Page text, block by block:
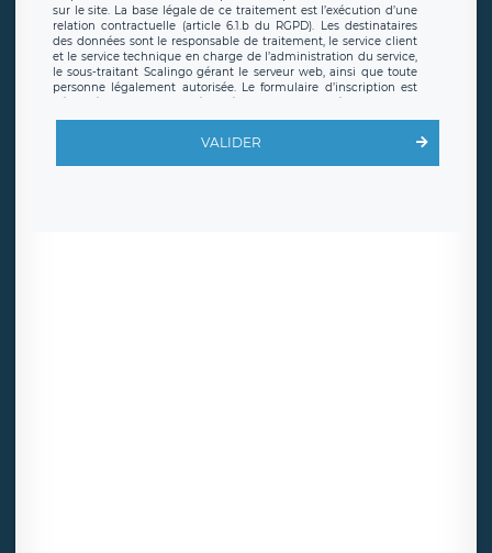
sur le site. La base légale de ce traitement est l’exécution d’une
relation contractuelle (article 6.1.b du RGPD). Les destinataires
des données sont le responsable de traitement, le service client
et le service technique en charge de l’administration du service,
le sous-traitant Scalingo gérant le serveur web, ainsi que toute
personne légalement autorisée. Le formulaire d’inscription est
offrant desclauses de protection conformes au RGPD. Les
en sollicite la suppression, étant entendu que vous pouvez
demander la suppression de vos données et retirer votre
VALIDER